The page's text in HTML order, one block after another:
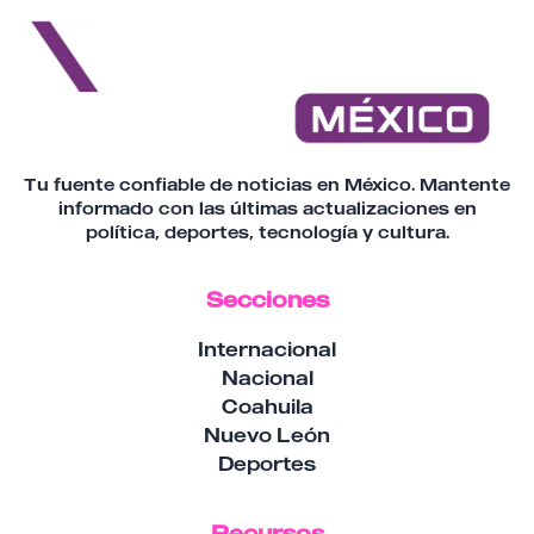
Tu fuente confiable de noticias en México. Mantente
informado con las últimas actualizaciones en
política, deportes, tecnología y cultura.
Secciones
Internacional
Nacional
Coahuila
Nuevo León
Deportes